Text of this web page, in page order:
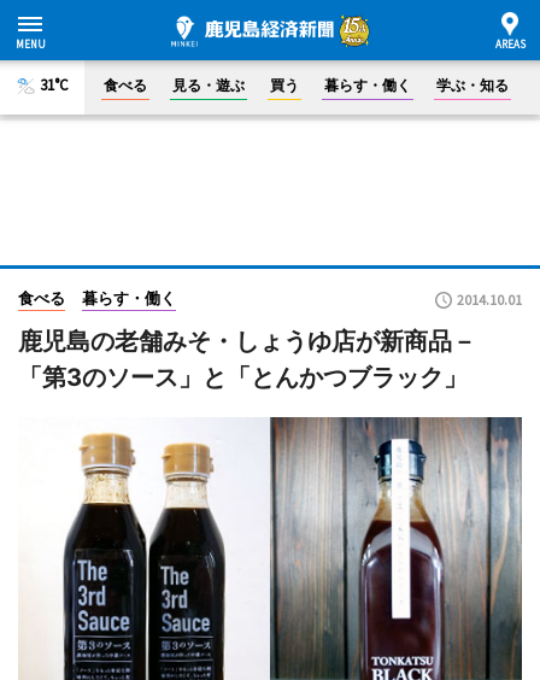
31°C 食べる 見る・遊ぶ 買う 暮らす・働く 学ぶ・知る
食べる 暮らす・働く 2014.10.01
鹿児島の老舗みそ・しょうゆ店が新商品－
「第3のソース」と「とんかつブラック」